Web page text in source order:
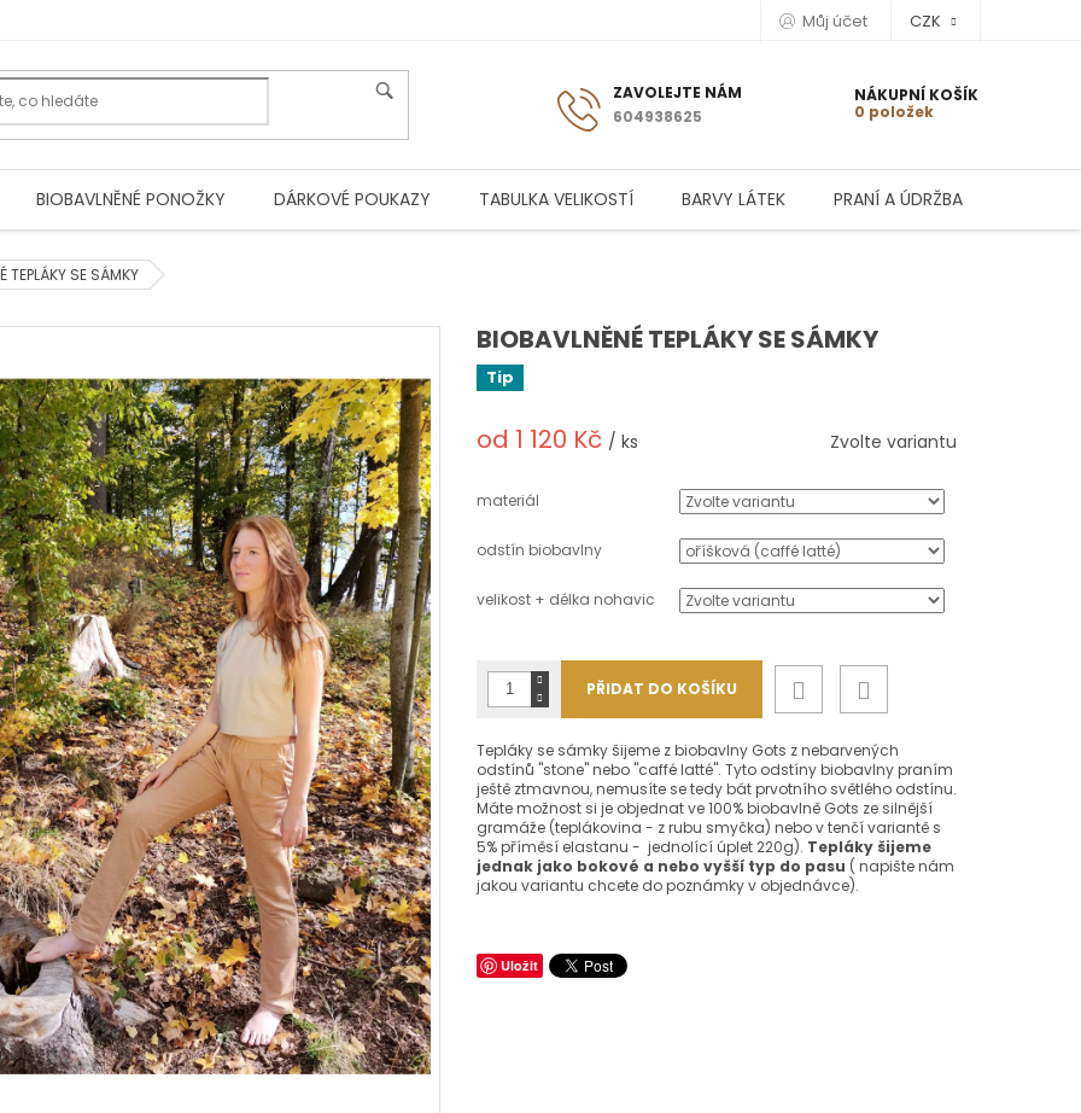
Můj účet CZK
604938625
NÁKUPNÍ KOŠÍK
0 položek
BIOBAVLNĚNÉ PONOŽKY DÁRKOVÉ POUKAZY TABULKA VELIKOSTÍ BARVY LÁTEK PRANÍ A ÚDRŽBA
TEPLÁKY SE SÁMKY
BIOBAVLNĚNÉ TEPLÁKY SE SÁMKY
Tip
od 1 120 Kč / ks
cena:
Zvolte variantu
materiál
odstín biobavlny
velikost + délka nohavic
PŘIDAT DO KOŠÍKU
Tepláky se sámky šijeme z biobavlny Gots z nebarvených
odstínů "stone" nebo "caffé latté". Tyto odstíny biobavlny praním
ještě ztmavnou, nemusíte se tedy bát prvotního světlého odstínu.
Máte možnost si je objednat ve 100% biobavlně Gots ze silnější
gramáže (teplákovina - z rubu smyčka) nebo v tenčí variantě s
5% příměsí elastanu - jednolící úplet 220g). Tepláky šijeme
jednak jako bokové a nebo vyšší typ do pasu ( napište nám
jakou variantu chcete do poznámky v objednávce).
Uložit